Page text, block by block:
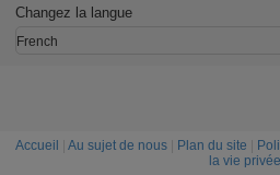
Changez la langue
French
Accueil Au sujet de nous| Plan du site
la vie privée